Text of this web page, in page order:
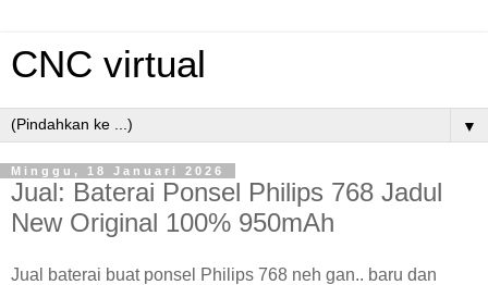
CNC virtual
▼
Minggu, 18 Januari 2026
Jual: Baterai Ponsel Philips 768 Jadul
New Original 100% 950mAh
Jual baterai buat ponsel Philips 768 neh gan.. baru dan